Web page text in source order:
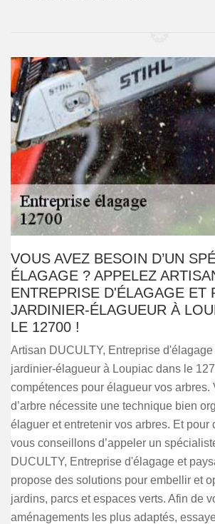
VOUS AVEZ BESOIN D’UN
ÉLAGAGE ? APPELEZ
ENTREPRISE D'ÉLAGAGE ET
JARDINIER-ÉLAGUEUR À
LE 12700 !
Artisan DUCULTY, Entreprise
jardinier-élagueur à Loupiac dans le
compétences pour élagueur vos arbres.
d’arbre nécessite une technique bien
élaguer et entretenir vos arbres. Et pour
vous conseillons d’appeler un
DUCULTY, Entreprise d'élagage et
propose des solutions pour embellir et
jardins, parcs et espaces verts. Afin de
aménagements les plus adaptés,